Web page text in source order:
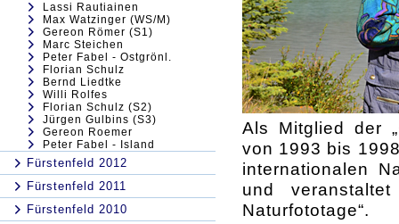
Lassi Rautiainen
Max Watzinger (WS/M)
Gereon Römer (S1)
Marc Steichen
Peter Fabel - Ostgrönl.
Florian Schulz
Bernd Liedtke
Willi Rolfes
Florian Schulz (S2)
Jürgen Gulbins (S3)
Gereon Roemer
Peter Fabel - Island
Fürstenfeld 2012
Fürstenfeld 2011
Fürstenfeld 2010
Als Mitglied der
von 1993 bis
internationalen
und
Naturfototage“.